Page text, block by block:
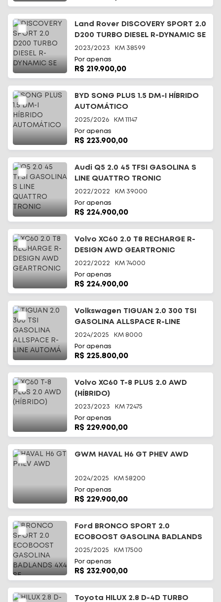
Land Rover DISCOVERY SPORT 2.0
D200 TURBO DIESEL R-DYNAMIC SE
2023/2023 KM 38599
Por apenas
R$ 219.900,00
BYD SONG PLUS 1.5 DM-I HÍBRIDO
AUTOMÁTICO
2025/2026 KM 11147
Por apenas
R$ 223.900,00
Audi Q5 2.0 45 TFSI GASOLINA S
LINE QUATTRO TRONIC
2022/2022 KM 39000
Por apenas
R$ 224.900,00
Volvo XC60 2.0 T8 RECHARGE R-
DESIGN AWD GEARTRONIC
2022/2022 KM 74000
Por apenas
R$ 224.900,00
Volkswagen TIGUAN 2.0 300 TSI
GASOLINA ALLSPACE R-LINE
AUTOMÁ
2024/2025 KM 8000
Por apenas
R$ 225.800,00
Volvo XC60 T-8 PLUS 2.0 AWD
(HÍBRIDO)
2023/2023 KM 72475
Por apenas
R$ 229.900,00
GWM HAVAL H6 GT PHEV AWD
2024/2025 KM 58200
Por apenas
R$ 229.900,00
Ford BRONCO SPORT 2.0
ECOBOOST GASOLINA BADLANDS
4X4 SE
2025/2025 KM 17500
Por apenas
R$ 232.900,00
Toyota HILUX 2.8 D-4D TURBO